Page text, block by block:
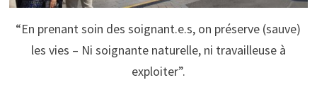
“En prenant soin des soignant.e.s, on préserve (sauve)
les vies – Ni soignante naturelle, ni travailleuse à
exploiter”.